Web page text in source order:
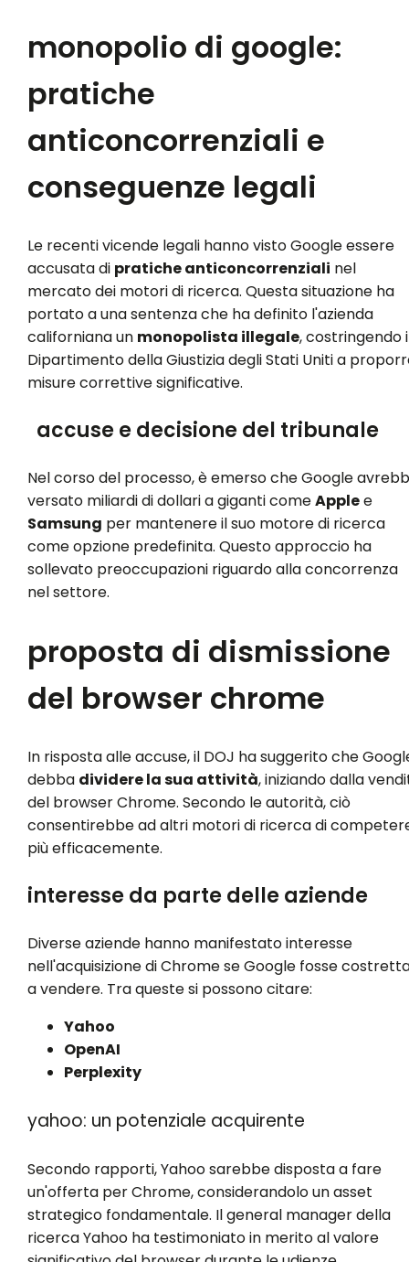
monopolio di google:
pratiche
anticoncorrenziali e
conseguenze legali
Le recenti vicende legali hanno visto Google essere
accusata di pratiche anticoncorrenziali nel
mercato dei motori di ricerca. Questa situazione ha
portato a una sentenza che ha definito l'azienda
californiana un monopolista illegale, costringendo
Dipartimento della Giustizia degli Stati Uniti a
misure correttive significative.
accuse e decisione del tribunale
Nel corso del processo, è emerso che Google
versato miliardi di dollari a giganti comeApplee
Samsung per mantenere il suo motore di ricerca
come opzione predefinita. Questo approccio ha
sollevato preoccupazioni riguardo alla concorrenza
nel settore.
proposta di dismissione
del browser chrome
In risposta alle accuse, il DOJ ha suggerito che
debba dividere la sua attività, iniziando dalla
del browser Chrome. Secondo le autorità, ciò
consentirebbe ad altri motori di ricerca di
più efficacemente.
interesse da parte delle aziende
Diverse aziende hanno manifestato interesse
nell'acquisizione di Chrome se Google fosse
a vendere. Tra queste si possono citare:
Yahoo
OpenAI
Perplexity
yahoo: un potenziale acquirente
Secondo rapporti, Yahoo sarebbe disposta a fare
un'offerta per Chrome, considerandolo un asset
strategico fondamentale. Il general manager della
ricerca Yahoo ha testimoniato in merito al valore